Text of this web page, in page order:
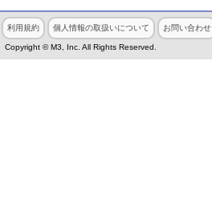
利用規約 個人情報の取扱いについて お問い合わせ
Copyright © M3, Inc. All Rights Reserved.